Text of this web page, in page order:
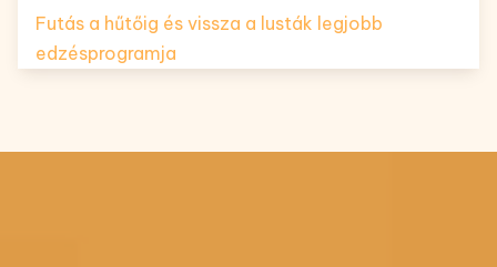
Futás a hűtőig és vissza a lusták legjobb
edzésprogramja